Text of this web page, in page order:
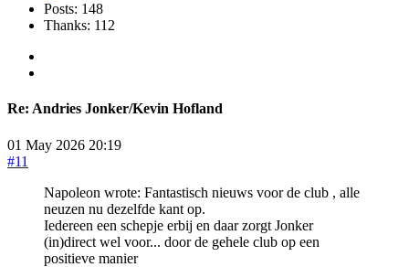
Posts: 148
Thanks: 112
Re: Andries Jonker/Kevin Hofland
01 May 2026 20:19
#11
Napoleon wrote: Fantastisch nieuws voor de club , alle
neuzen nu dezelfde kant op.
Iedereen een schepje erbij en daar zorgt Jonker
(in)direct wel voor... door de gehele club op een
positieve manier